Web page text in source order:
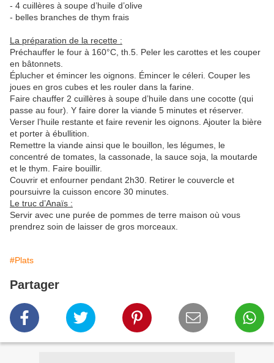
- 4 cuillères à soupe d’huile d’olive
- belles branches de thym frais
La préparation de la recette :
Préchauffer le four à 160°C, th.5. Peler les carottes et les couper
en bâtonnets.
Éplucher et émincer les oignons. Émincer le céleri. Couper les
joues en gros cubes et les rouler dans la farine.
Faire chauffer 2 cuillères à soupe d’huile dans une cocotte (qui
passe au four). Y faire dorer la viande 5 minutes et réserver.
Verser l’huile restante et faire revenir les oignons. Ajouter la bière
et porter à ébullition.
Remettre la viande ainsi que le bouillon, les légumes, le
concentré de tomates, la cassonade, la sauce soja, la moutarde
et le thym. Faire bouillir.
Couvrir et enfourner pendant 2h30. Retirer le couvercle et
poursuivre la cuisson encore 30 minutes.
Le truc d’Anaïs :
Servir avec une purée de pommes de terre maison où vous
prendrez soin de laisser de gros morceaux.
#Plats
Partager